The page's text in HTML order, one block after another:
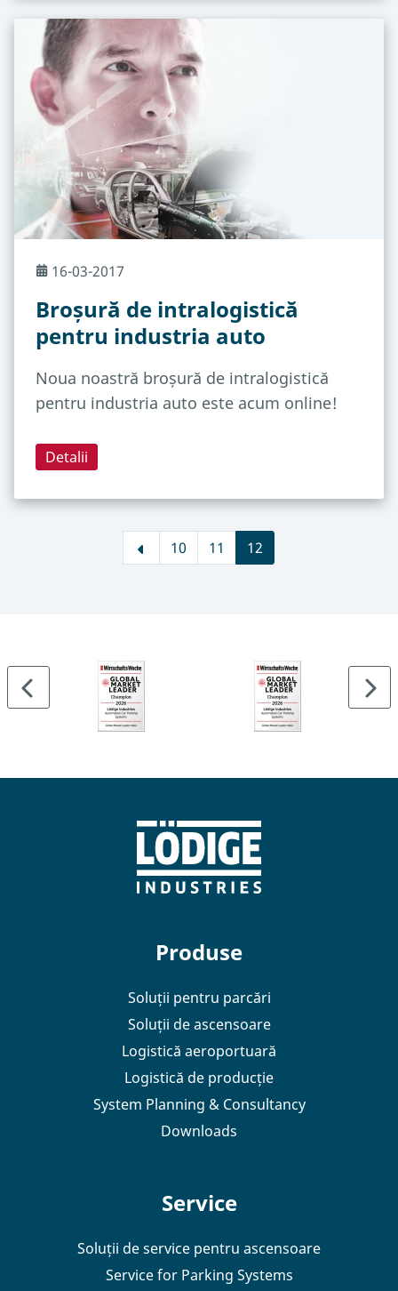
16-03-2017
Broșură de intralogistică
pentru industria auto
Noua noastră broșură de intralogistică
pentru industria auto este acum online!
Detalii
10 11 12
Produse
Soluții pentru parcări
Soluții de ascensoare
Logistică aeroportuară
Logistică de producție
System Planning & Consultancy
Downloads
Service
Soluții de service pentru ascensoare
Service for Parking Systems